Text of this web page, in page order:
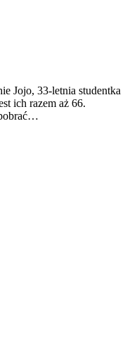
Jojo, 33-letnia studentka
ich razem aż 66.